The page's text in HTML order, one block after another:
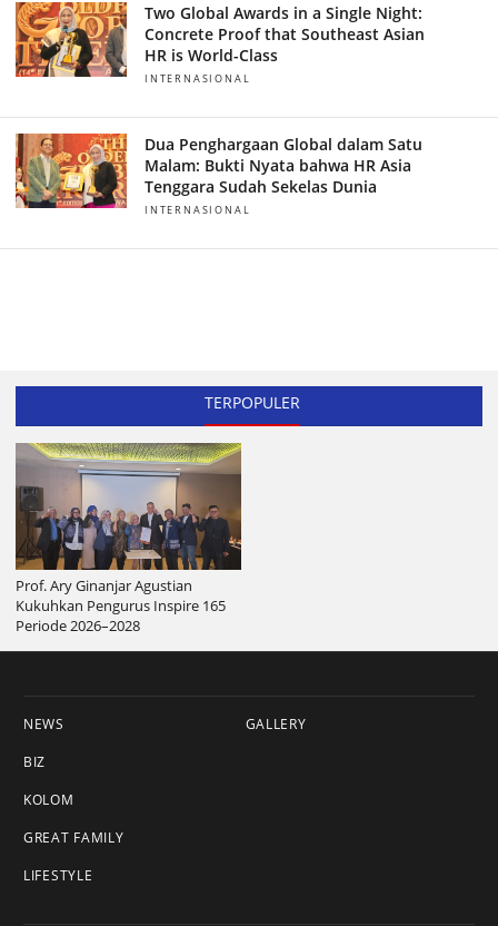
Two Global Awards in a Single Night:
Concrete Proof that Southeast Asian
HR is World-Class
INTERNASIONAL
Dua Penghargaan Global dalam Satu
Malam: Bukti Nyata bahwa HR Asia
Tenggara Sudah Sekelas Dunia
INTERNASIONAL
TERPOPULER
Prof. Ary Ginanjar Agustian
Kukuhkan Pengurus Inspire 165
Periode 2026–2028
NEWS
BIZ
KOLOM
GREAT FAMILY
LIFESTYLE
GALLERY